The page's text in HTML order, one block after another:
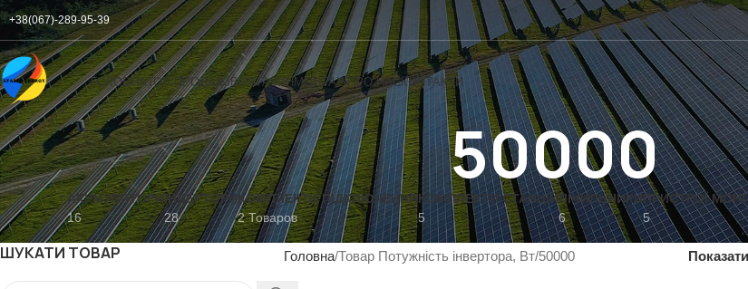
+38(067)-289-95-39
ГОЛОВНАТОП ПРОДАЖІВМАГАЗИНМОНТАЖПРО НАСКОНТАКТИ
50000
АКУМУЛЯТОРИ
16
ІНВЕРТОРИ
28
КОМПЛЕКТИ ПІДКЛЮЧЕННЯ
2 Товаров
КОМПЛЕКТИ СТАНЦІЙ
5
ЛІЧИЛЬНИКИ
6
ПРИСТРОЇ
5
ШУКАТИ ТОВАР Головна Товар Потужність інвертора, Вт 50000 Показати